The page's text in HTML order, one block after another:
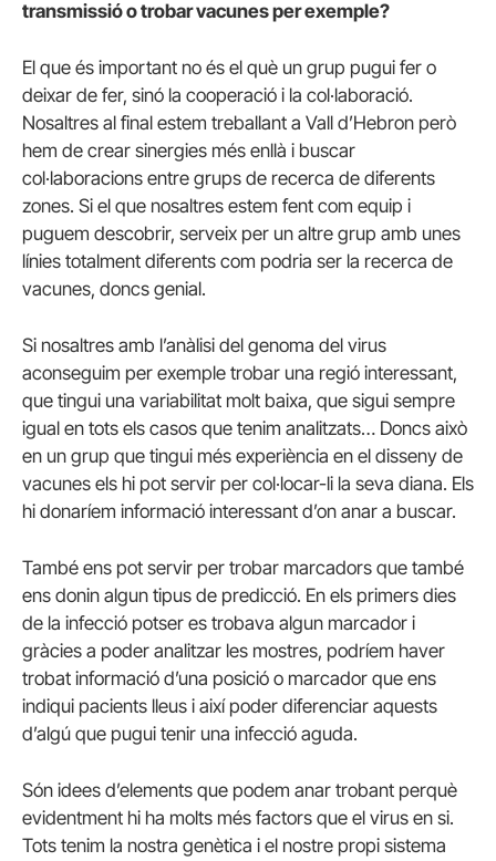
transmissió o trobar vacunes per exemple?
El que és important no és el què un grup pugui fer o
deixar de fer, sinó la cooperació i la col·laboració.
Nosaltres al final estem treballant a Vall d’Hebron però
hem de crear sinergies més enllà i buscar
col·laboracions entre grups de recerca de diferents
zones. Si el que nosaltres estem fent com equip i
puguem descobrir, serveix per un altre grup amb unes
línies totalment diferents com podria ser la recerca de
vacunes, doncs genial.
Si nosaltres amb l’anàlisi del genoma del virus
aconseguim per exemple trobar una regió interessant,
que tingui una variabilitat molt baixa, que sigui sempre
igual en tots els casos que tenim analitzats… Doncs això
en un grup que tingui més experiència en el disseny de
vacunes els hi pot servir per col·locar-li la seva diana. Els
hi donaríem informació interessant d’on anar a buscar.
També ens pot servir per trobar marcadors que també
ens donin algun tipus de predicció. En els primers dies
de la infecció potser es trobava algun marcador i
gràcies a poder analitzar les mostres, podríem haver
trobat informació d’una posició o marcador que ens
indiqui pacients lleus i així poder diferenciar aquests
d’algú que pugui tenir una infecció aguda.
Són idees d’elements que podem anar trobant perquè
evidentment hi ha molts més factors que el virus en si.
Tots tenim la nostra genètica i el nostre propi sistema